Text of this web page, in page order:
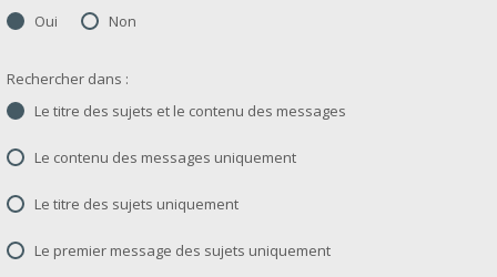
Oui
Non
Rechercher dans :
Le titre des sujets et le contenu des messages
Le contenu des messages uniquement
Le titre des sujets uniquement
Le premier message des sujets uniquement